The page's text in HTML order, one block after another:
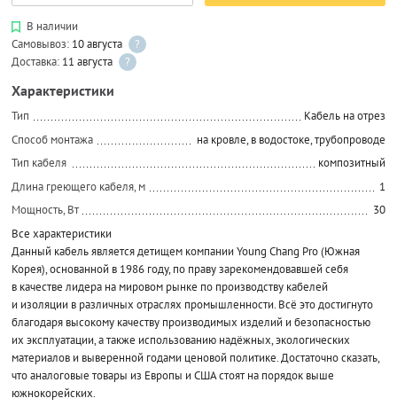
В наличии
Самовывоз: 10 августа
?
Доставка: 11 августа ?
Характеристики
Тип
Кабель на отрез
Способ монтажа
на кровле, в водостоке, трубопроводе
Тип кабеля
композитный
Длина греющего кабеля, м
1
Мощность, Вт
30
Все характеристики
Данный кабель является детищем компании Young Chang Pro (Южная
Корея), основанной в 1986 году, по праву зарекомендовавшей себя
в качестве лидера на мировом рынке по производству кабелей
и изоляции в различных отраслях промышленности. Всё это достигнуто
благодаря высокому качеству производимых изделий и безопасностью
их эксплуатации, а также использованию надёжных, экологических
материалов и выверенной годами ценовой политике. Достаточно сказать,
что аналоговые товары из Европы и США стоят на порядок выше
южнокорейских.